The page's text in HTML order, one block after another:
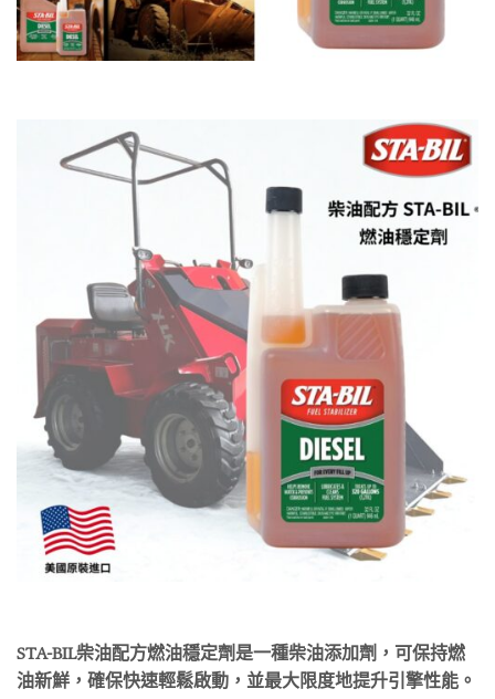
STA-BIL柴油配方燃油穩定劑是一種柴油添加劑，可保持燃
油新鮮，確保快速輕鬆啟動，並最大限度地提升引擎性能。